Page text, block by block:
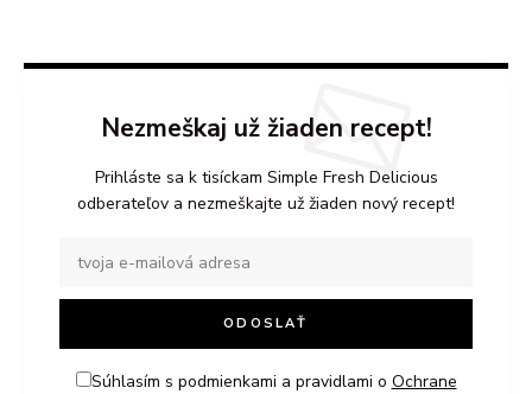
Nezmeškaj už žiaden recept!
Prihláste sa k tisíckam Simple Fresh Delicious
odberateľov a nezmeškajte už žiaden nový recept!
Súhlasím s podmienkami a pravidlami o Ochrane